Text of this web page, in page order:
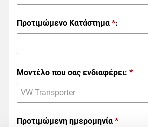
Προτιμώμενο Κατάστημα *:
Μοντέλο που σας ενδιαφέρει: *
Προτιμώμενη ημερομηνία *